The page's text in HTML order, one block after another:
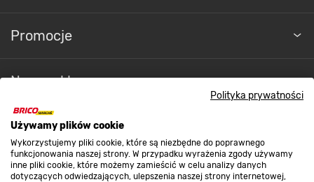
Polityka prywatności
Używamy plików cookie
Wykorzystujemy pliki cookie, które są niezbędne do poprawnego
funkcjonowania naszej strony. W przypadku wyrażenia zgody używamy
inne pliki cookie, które możemy zamieścić w celu analizy danych
dotyczących odwiedzających, ulepszenia naszej strony internetowej,
Promocje
Nasze sklepy
O nas
Kontakt do sklepu